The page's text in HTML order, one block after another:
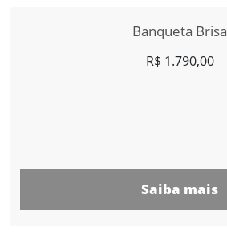
Banqueta Brisa
R$ 1.790,00
Saiba mais